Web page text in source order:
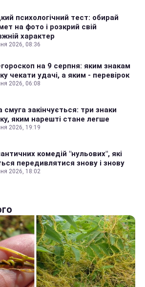
психологічний тест: обирай
на фото і розкрий свій
характер
2026, 08:36
на 9 серпня: яким знакам
чекати удачі, а яким - перевірок
2026, 06:08
смуга закінчується: три знаки
яким нарешті стане легше
2026, 19:19
комедій "нульових", які
передивлятися знову і знову
2026, 18:02